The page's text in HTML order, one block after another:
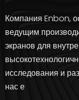
Компания Enbon,
ведущим
экранов для
исследования и
нас е